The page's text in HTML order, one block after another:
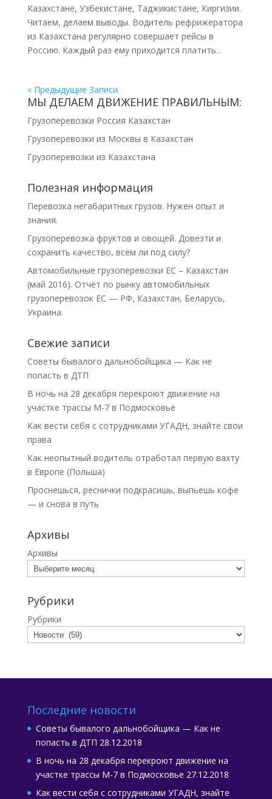
Казахстане, Узбекистане, Таджикистане, Киргизии.
Читаем, делаем выводы. Водитель рефрижератора
из Казахстана регулярно совершает рейсы в
Россию. Каждый раз ему приходится платить...
« Предыдущие Записи
МЫ ДЕЛАЕМ ДВИЖЕНИЕ ПРАВИЛЬНЫМ:
Грузоперевозки Россия Казахстан
Грузоперевозки из Москвы в Казахстан
Грузоперевозки из Казахстана
Полезная информация
Перевозка негабаритных грузов. Нужен опыт и
знания.
Грузоперевозка фруктов и овощей. Довезти и
сохранить качество, всем ли под силу?
Автомобильные грузоперевозки ЕС – Казахстан
(май 2016). Отчёт по рынку автомобильных
грузоперевозок ЕС — РФ, Казахстан, Беларусь,
Украина.
Свежие записи
Советы бывалого дальнобойщика — Как не
попасть в ДТП
В ночь на 28 декабря перекроют движение на
участке трассы М-7 в Подмосковье
Как вести себя с сотрудниками УГАДН, знайте свои
права
Как неопытный водитель отработал первую вахту
в Европе (Польша)
Проснешься, реснички подкрасишь, выпьешь кофе
— и снова в путь
Архивы
Архивы
Рубрики
Рубрики
Последние новости
Советы бывалого дальнобойщика — Как не
попасть в ДТП 28.12.2018
В ночь на 28 декабря перекроют движение на
участке трассы М-7 в Подмосковье 27.12.2018
Как вести себя с сотрудниками УГАДН, знайте